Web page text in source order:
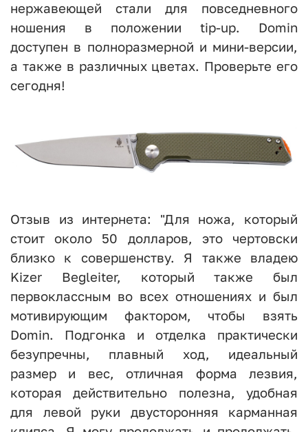
нержавеющей стали для повседневного
ношения в положении tip-up. Domin
доступен в полноразмерной и мини-версии,
а также в различных цветах. Проверьте его
сегодня!
Отзыв из интернета: "Для ножа, который
стоит около 50 долларов, это чертовски
близко к совершенству. Я также владею
Kizer Begleiter, который также был
первоклассным во всех отношениях и был
мотивирующим фактором, чтобы взять
Domin. Подгонка и отделка практически
безупречны, плавный ход, идеальный
размер и вес, отличная форма лезвия,
которая действительно полезна, удобная
для левой руки двусторонняя карманная